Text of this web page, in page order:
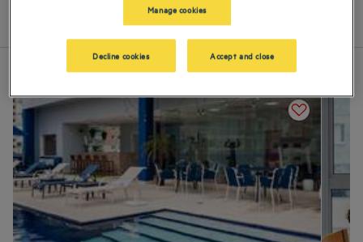
Mapa
Manage cookies
Decline cookies Accept and close